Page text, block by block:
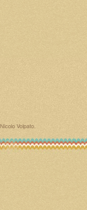
Nicolo Volpato